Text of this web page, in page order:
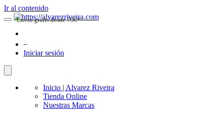
Ir al contenido
Iniciar sesión
Inicio | Alvarez Riveira
Tienda Online
Nuestras Marcas
Envio gratis desde 79€*